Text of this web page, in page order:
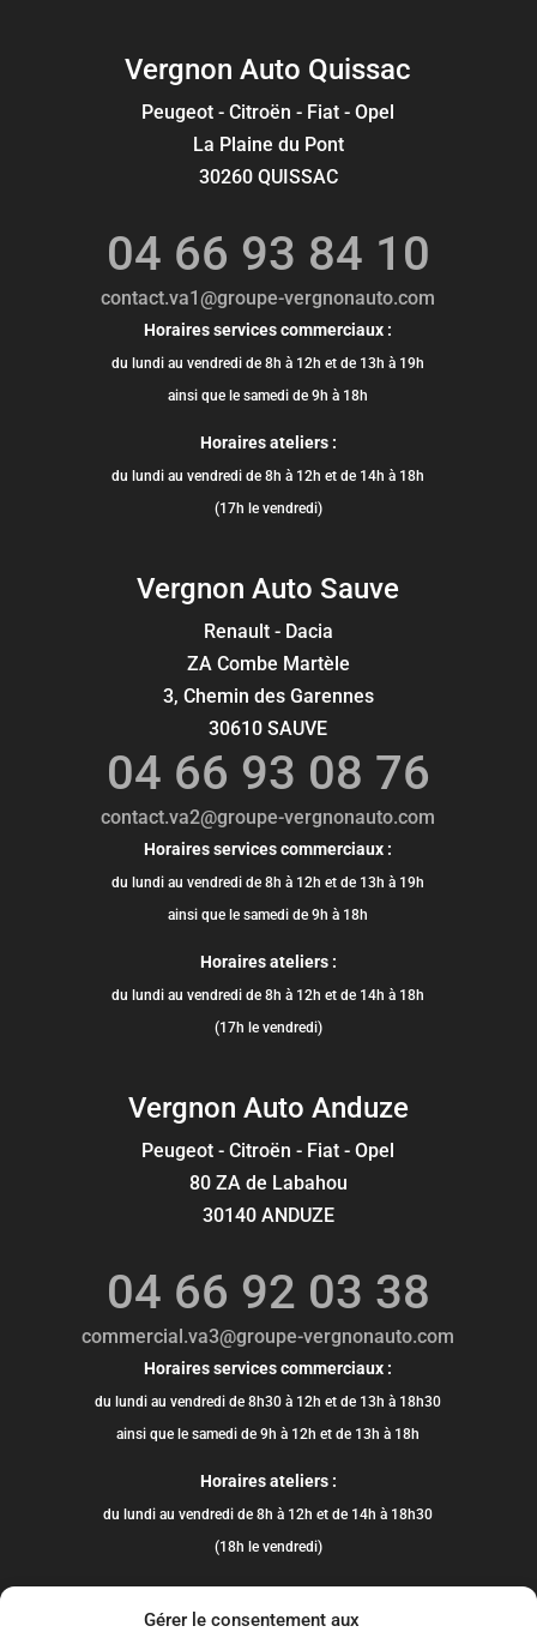
Gérer le consentement aux
Vergnon Auto Quissac
Peugeot - Citroën - Fiat - Opel
La Plaine du Pont
30260 QUISSAC
04 66 93 84 10
contact.va1@groupe-vergnonauto.com
Horaires services commerciaux :
du lundi au vendredi de 8h à 12h et de 13h à 19h
ainsi que le samedi de 9h à 18h
Horaires ateliers :
du lundi au vendredi de 8h à 12h et de 14h à 18h
(17h le vendredi)
Vergnon Auto Sauve
Renault - Dacia
ZA Combe Martèle
3, Chemin des Garennes
30610 SAUVE
04 66 93 08 76
contact.va2@groupe-vergnonauto.com
Horaires services commerciaux :
du lundi au vendredi de 8h à 12h et de 13h à 19h
ainsi que le samedi de 9h à 18h
Horaires ateliers :
du lundi au vendredi de 8h à 12h et de 14h à 18h
(17h le vendredi)
Vergnon Auto Anduze
Peugeot - Citroën - Fiat - Opel
80 ZA de Labahou
30140 ANDUZE
04 66 92 03 38
commercial.va3@groupe-vergnonauto.com
Horaires services commerciaux :
du lundi au vendredi de 8h30 à 12h et de 13h à 18h30
ainsi que le samedi de 9h à 12h et de 13h à 18h
Horaires ateliers :
du lundi au vendredi de 8h à 12h et de 14h à 18h30
(18h le vendredi)